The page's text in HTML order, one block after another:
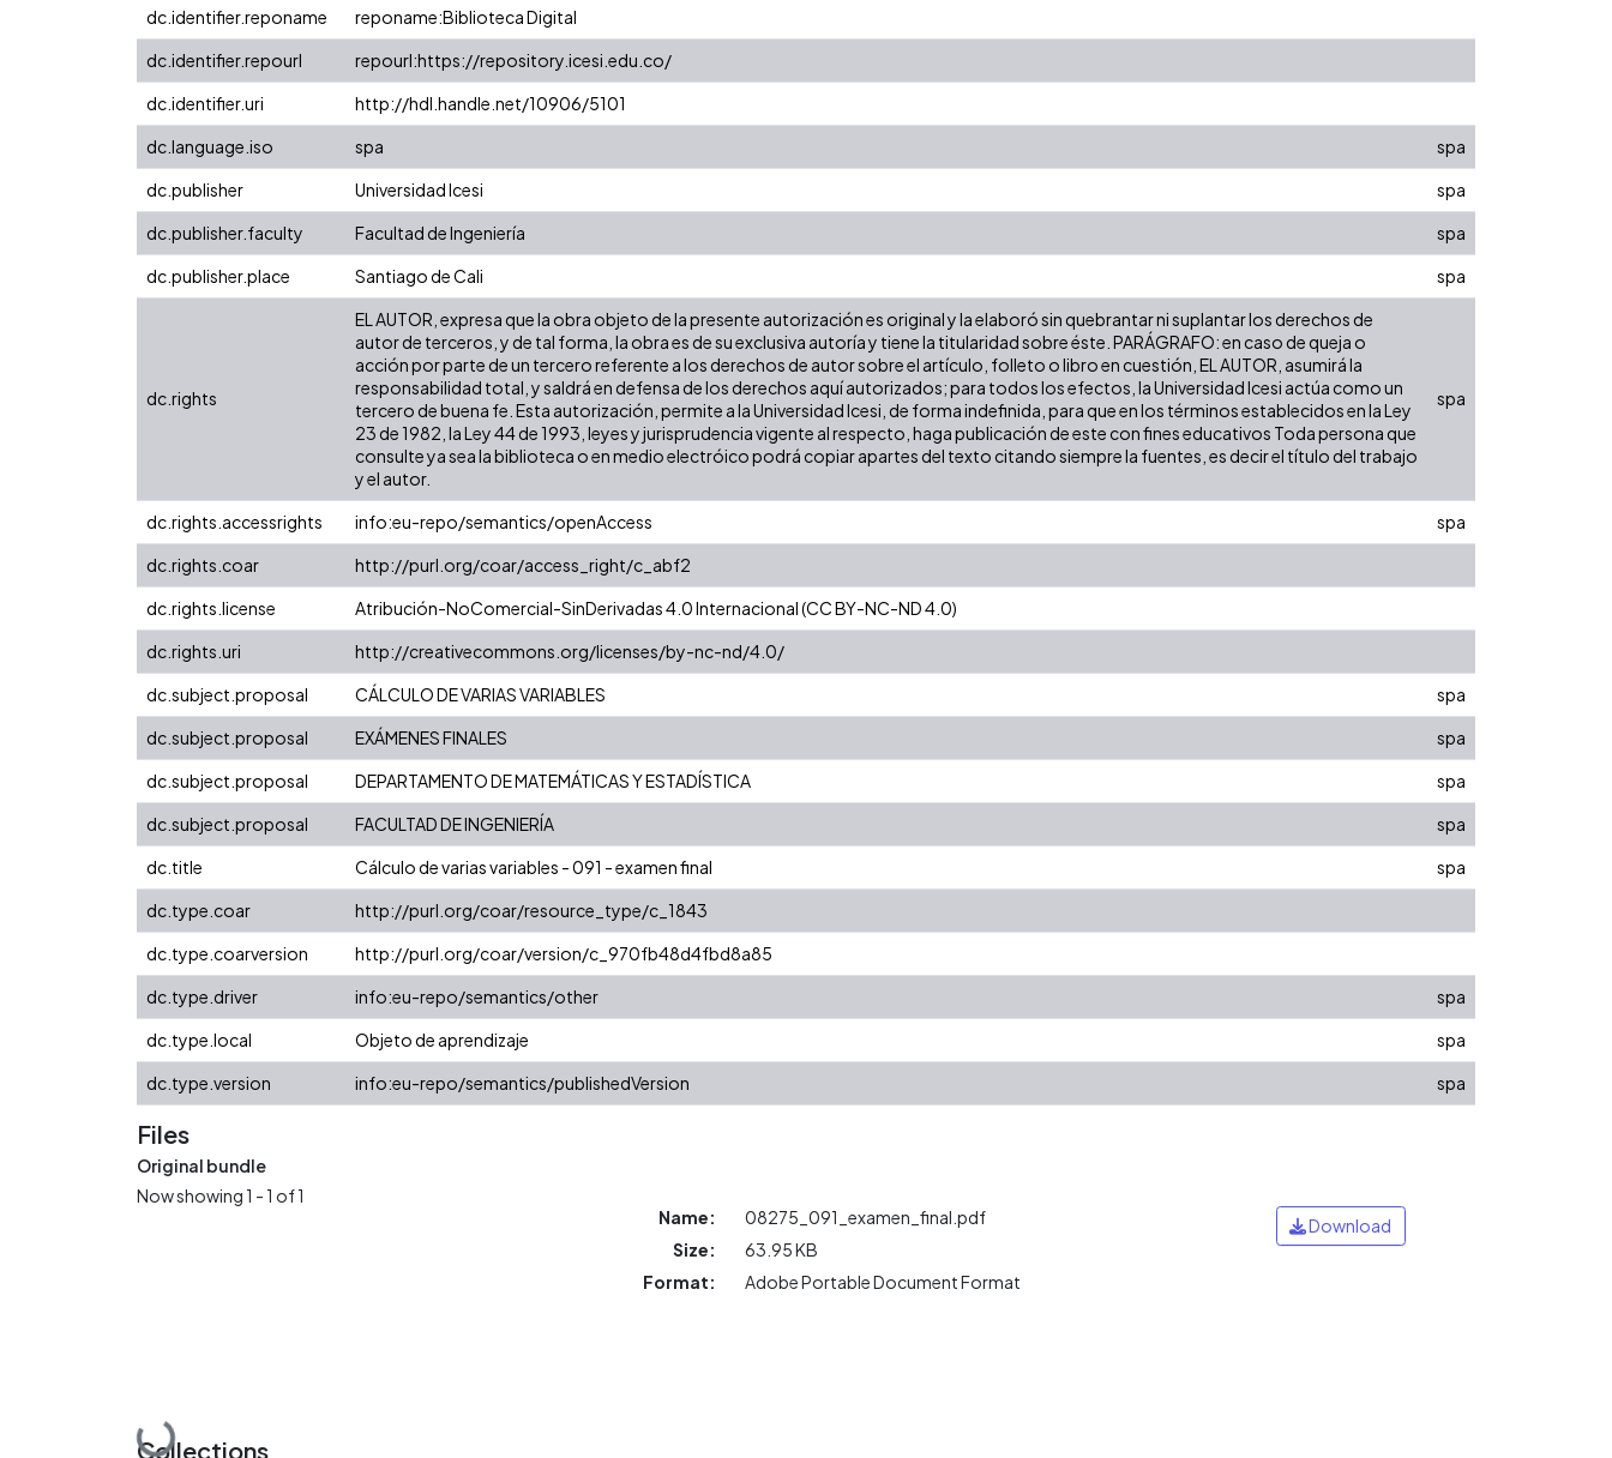
dc.identifier.reponame
reponame:Biblioteca Digital
dc.identifier.repourl
repourl:https://repository.icesi.edu.co/
dc.identifier.uri
http://hdl.handle.net/10906/5101
dc.language.iso
spa
spa
dc.publisher
Universidad Icesi
spa
dc.publisher.faculty
Facultad de Ingeniería
spa
dc.publisher.place
Santiago de Cali spa
dc.rights
EL AUTOR, expresa que la obra objeto de la presente autorización es original y la elaboró sin quebrantar ni suplantar los derechos de
autor de terceros, y de tal forma, la obra es de su exclusiva autoría y tiene la titularidad sobre éste. PARÁGRAFO: en caso de queja o
acción por parte de un tercero referente a los derechos de autor sobre el artículo, folleto o libro en cuestión, EL AUTOR, asumirá la
responsabilidad total, y saldrá en defensa de los derechos aquí autorizados; para todos los efectos, la Universidad Icesi actúa como un
tercero de buena fe. Esta autorización, permite a la Universidad Icesi, de forma indefinida, para que en los términos establecidos en la Ley
23 de 1982, la Ley 44 de 1993, leyes y jurisprudencia vigente al respecto, haga publicación de este con fines educativos Toda persona que
consulte ya sea la biblioteca o en medio electróico podrá copiar apartes del texto citando siempre la fuentes, es decir el título del trabajo
y el autor.
spa
dc.rights.accessrights info:eu-repo/semantics/openAccess
spa
dc.rights.coar
http://purl.org/coar/access_right/c_abf2
dc.rights.license
Atribución-NoComercial-SinDerivadas 4.0 Internacional (CC BY-NC-ND 4.0)
dc.rights.uri
http://creativecommons.org/licenses/by-nc-nd/4.0/
dc.subject.proposal
CÁLCULO DE VARIAS VARIABLES
spa
dc.subject.proposal
EXÁMENES FINALES
spa
dc.subject.proposal
DEPARTAMENTO DE MATEMÁTICAS Y ESTADÍSTICA
spa
dc.subject.proposal
FACULTAD DE INGENIERÍA
spa
dc.title
Cálculo de varias variables - 091 - examen final
spa
dc.type.coar
http://purl.org/coar/resource_type/c_1843
dc.type.coarversion
http://purl.org/coar/version/c_970fb48d4fbd8a85
dc.type.driver
info:eu-repo/semantics/other
spa
dc.type.local
Objeto de aprendizaje
spa
dc.type.version
info:eu-repo/semantics/publishedVersion spa
Files
Original bundle
Now showing1 - 1 of 1
Name:
08275_091_examen_final.pdf
Size:
63.95 KB
Format:
Adobe Portable Document Format
Download
Collections